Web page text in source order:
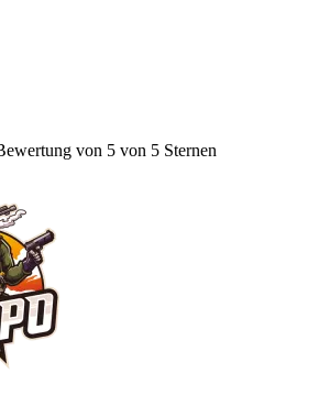
von 5 von 5 Sternen